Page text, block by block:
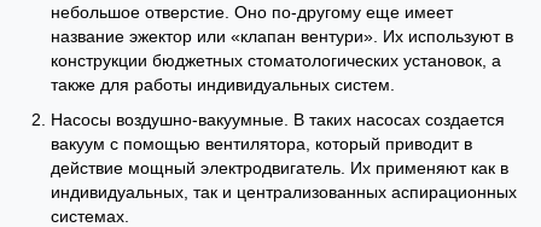
небольшое отверстие. Оно по-другому еще имеет
название эжектор или «клапан вентури». Их используют в
конструкции бюджетных стоматологических установок, а
также для работы индивидуальных систем.
Насосы воздушно-вакуумные. В таких насосах создается
вакуум с помощью вентилятора, который приводит в
действие мощный электродвигатель. Их применяют как в
индивидуальных, так и централизованных аспирационных
системах.